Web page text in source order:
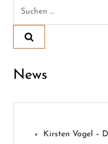
r
a
Suchen
News
Kirsten Vogel –